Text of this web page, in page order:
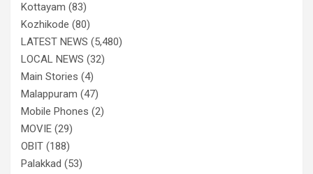
Kottayam (83)
Kozhikode (80)
LATEST NEWS (5,480)
LOCAL NEWS (32)
Main Stories (4)
Malappuram (47)
Mobile Phones (2)
MOVIE (29)
OBIT (188)
Palakkad (53)